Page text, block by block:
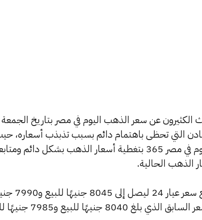
التي تحظى باهتمام دائم بسبب تذبذب أسعاره،
,ونقوم في مصر 365 بتغطية أسعار الذهب بشكل
الذهب الحالية.
الذي بلغ 8040 جنيهًا للبيع و7985 جنيهًا للشراء.